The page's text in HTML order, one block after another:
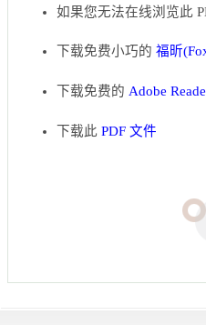
如果您无法在线浏览此
下载免费小巧的 福昕
下载免费的 Adobe
下载此 PDF 文件